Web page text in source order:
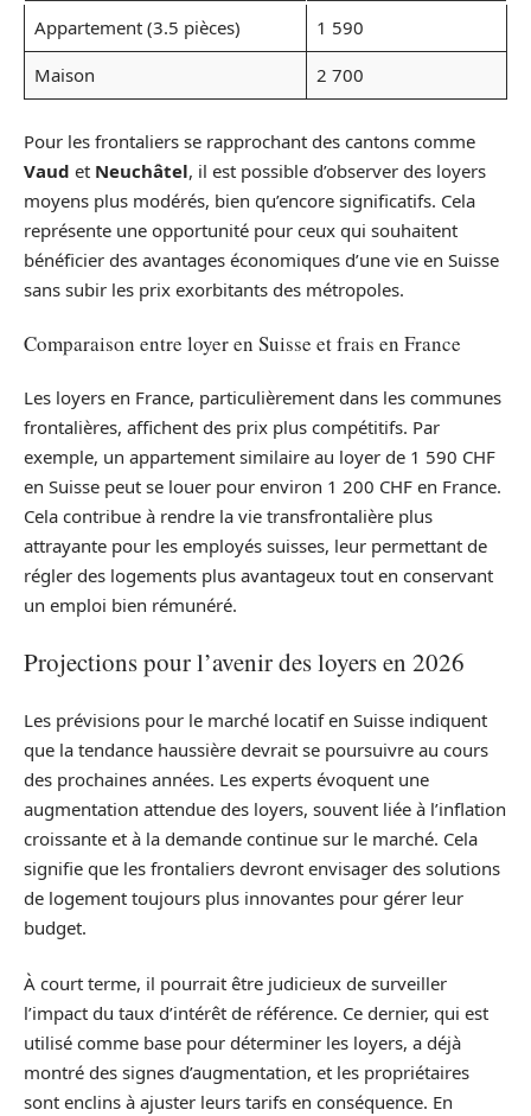
Appartement (3.5 pièces)
1 590
Maison
2 700
Pour les frontaliers se rapprochant des cantons comme
Vaud et Neuchâtel, il est possible d’observer des loyers
moyens plus modérés, bien qu’encore significatifs. Cela
représente une opportunité pour ceux qui souhaitent
bénéficier des avantages économiques d’une vie en Suisse
sans subir les prix exorbitants des métropoles.
Comparaison entre loyer en Suisse et frais en France
Les loyers en France, particulièrement dans les communes
frontalières, affichent des prix plus compétitifs. Par
exemple, un appartement similaire au loyer de 1 590 CHF
en Suisse peut se louer pour environ 1 200 CHF en France.
Cela contribue à rendre la vie transfrontalière plus
attrayante pour les employés suisses, leur permettant de
régler des logements plus avantageux tout en conservant
un emploi bien rémunéré.
Projections pour l’avenir des loyers en 2026
Les prévisions pour le marché locatif en Suisse indiquent
que la tendance haussière devrait se poursuivre au cours
des prochaines années. Les experts évoquent une
augmentation attendue des loyers, souvent liée à l’inflation
croissante et à la demande continue sur le marché. Cela
signifie que les frontaliers devront envisager des solutions
de logement toujours plus innovantes pour gérer leur
budget.
À court terme, il pourrait être judicieux de surveiller
l’impact du taux d’intérêt de référence. Ce dernier, qui est
utilisé comme base pour déterminer les loyers, a déjà
montré des signes d’augmentation, et les propriétaires
sont enclins à ajuster leurs tarifs en conséquence. En